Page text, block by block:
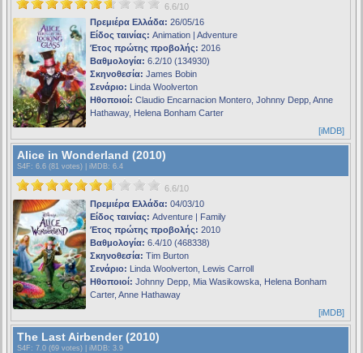
6.6/10
Πρεμιέρα Ελλάδα: 26/05/16
Είδος ταινίας: Animation | Adventure
Έτος πρώτης προβολής: 2016
Βαθμολογία: 6.2/10 (134930)
Σκηνοθεσία: James Bobin
Σενάριο: Linda Woolverton
Ηθοποιοί: Claudio Encarnacion Montero, Johnny Depp, Anne
Hathaway, Helena Bonham Carter
[iMDB]
Alice in Wonderland (2010)
S4F : 6.6 (81 votes) | iMDB: 6.4
6.6/10
Πρεμιέρα Ελλάδα: 04/03/10
Είδος ταινίας: Adventure | Family
Έτος πρώτης προβολής: 2010
Βαθμολογία: 6.4/10 (468338)
Σκηνοθεσία: Tim Burton
Σενάριο: Linda Woolverton, Lewis Carroll
Ηθοποιοί: Johnny Depp, Mia Wasikowska, Helena Bonham
Carter, Anne Hathaway
[iMDB]
The Last Airbender (2010)
S4F : 7.0 (69 votes) | iMDB: 3.9